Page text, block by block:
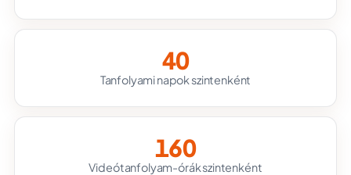
40
Tanfolyami napok szintenként
160
Videótanfolyam-órák szintenként